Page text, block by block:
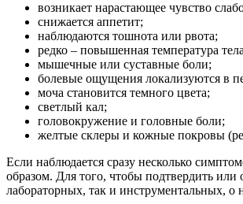
возникает нарастающее чувство
снижается аппетит;
наблюдаются тошнота или рвота;
редко – повышенная температура
мышечные или суставные боли;
болевые ощущения локализуются в
моча становится темного цвета;
светлый кал;
головокружение и головные боли;
желтые склеры и кожные покровы
Если наблюдается сразу несколько
образом. Для того, чтобы подтвердить
лабораторных, так и инструментальных, о